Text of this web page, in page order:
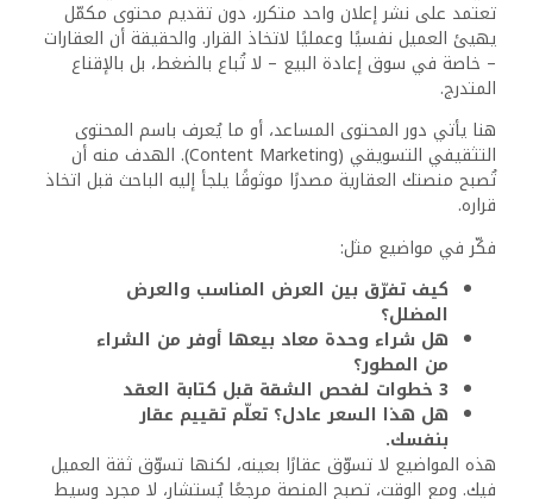
هل الإعلانات الممولة ضرورية؟ وكيف يمكن أن تصبح أداة
فعّالة وليست مجرد تكلفة؟
الإجابة المختصرة: نعم، لكنها ليست فعّالة دائمًا… إلا إذا أُديرت
باحتراف. في عالم تسويق العقارات، خاصة سوق إعادة البيع، لا
يكفي أن تمتلك وحدة جيدة أو حتى جمهورًا مهتمًا. المنافسة
شرسة، والزمن الذي يمنحك فيه المتابع انتباهه لا يتجاوز ثوانٍ
معدودة. هنا، تلعب الإعلانات الممولة دورًا حاسمًا في كسر حاجز
الصمت، لكن بشرط أن تُبنى على استراتيجية، لا على عشوائية.
أحد أكثر الأخطاء شيوعًا بين المسوّقين العقاريين هو نشر إعلان
واحد بصيغة تقليدية ثم “ضخ” الميزانية خلفه. النتيجة؟ إنفاق
دون عائد حقيقي.
البديل الذكي هو اعتماد منهجية A/B Testing، وهي ببساطة
تعني اختبار أكثر من نسخة من الإعلان، مع تغيير عنصر واحد في
كل نسخة (الصورة، العنوان، نداء الإجراء، أو حتى الجمهور
المستهدف). هذا التمرين لا يكلّف أكثر، لكنه يعطيك بيانات
حقيقية لتعرف أي نسخة تحقّق نتائج أفضل، وبالتالي تخصّص
الميزانية في الاتجاه الأكثر ربحًا.